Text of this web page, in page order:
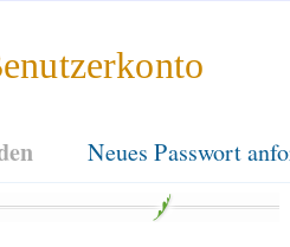
Neues Passwort